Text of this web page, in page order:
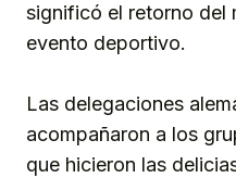
significó el retorno del
evento deportivo.
Las delegaciones
acompañaron a los
que hicieron las